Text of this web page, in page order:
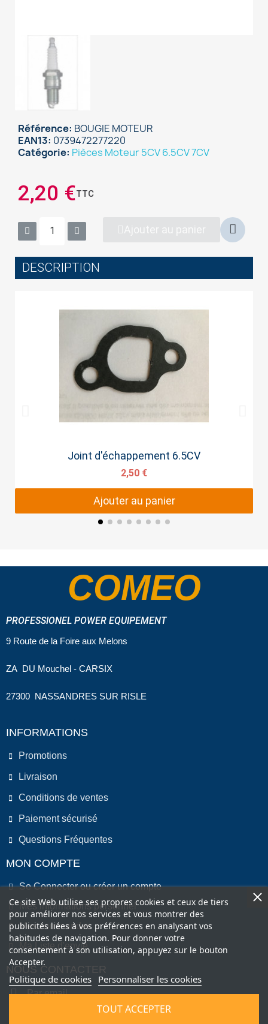
Référence BOUGIE MOTEUR
EAN13 0739472277220
Catégorie Pièces Moteur 5CV 6.5CV 7CV
2,20 €TTC
Ajouter au panier
DESCRIPTION
Aperçu rapide
Joint d'échappement 6.5CV
2,50 €
Ajouter au panier
COMEO
PROFESSIONEL POWER EQUIPEMENT
9 Route de la Foire aux Melons
ZA DU Mouchel - CARSIX
27300 NASSANDRES SUR RISLE
INFORMATIONS
Promotions
Livraison
Conditions de ventes
Paiement sécurisé
Questions Fréquentes
MON COMPTE
Se Connecter ou créer un compte
Mes informations personnel
Mes commandes
Ma Liste d'envie
NOUS CONTACTER
Par email
Ce site Web utilise ses propres cookies et ceux de tiers
pour améliorer nos services et vous montrer des
publicités liées à vos préférences en analysant vos
habitudes de navigation. Pour donner votre
consentement à son utilisation, appuyez sur le bouton
Accepter.
Politique de cookies Personnaliser les cookies
TOUT ACCEPTER
You need to be logged in to save products in your
Cancel